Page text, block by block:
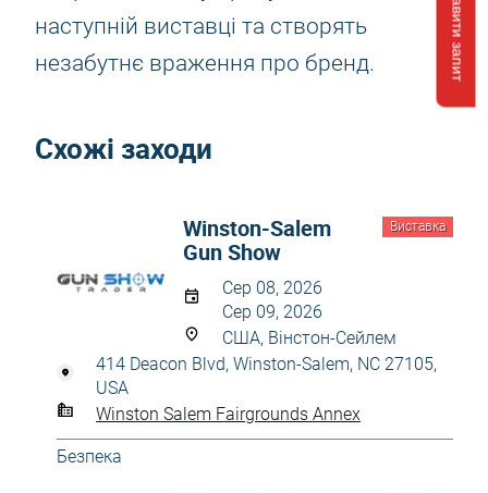
наступній виставці та створять
незабутнє враження про бренд.
Схожі заходи
Виставка
Winston-Salem
Gun Show
Сер 08, 2026
Сер 09, 2026
США, Вінстон-Сейлем
414 Deacon Blvd, Winston-Salem, NC 27105,
USA
Winston Salem Fairgrounds Annex
Безпека